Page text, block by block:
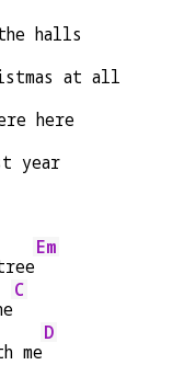
halls
at all
here
year
Em
C
me
D